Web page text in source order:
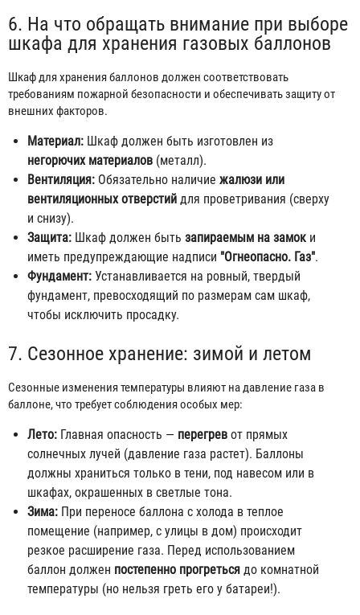
6. На что обращать внимание при выборе
шкафа для хранения газовых баллонов
Шкаф для хранения баллонов должен соответствовать
требованиям пожарной безопасности и обеспечивать защиту от
внешних факторов.
Материал: Шкаф должен быть изготовлен из
негорючих материалов (металл).
Вентиляция: Обязательно наличие жалюзи или
вентиляционных отверстий для проветривания (сверху
и снизу).
Защита: Шкаф должен быть запираемым на замок и
иметь предупреждающие надписи "Огнеопасно. Газ".
Фундамент: Устанавливается на ровный, твердый
фундамент, превосходящий по размерам сам шкаф,
чтобы исключить просадку.
7. Сезонное хранение: зимой и летом
Сезонные изменения температуры влияют на давление газа в
баллоне, что требует соблюдения особых мер:
Лето: Главная опасность — перегрев от прямых
солнечных лучей (давление газа растет). Баллоны
должны храниться только в тени, под навесом или в
шкафах, окрашенных в светлые тона.
Зима: При переносе баллона с холода в теплое
помещение (например, с улицы в дом) происходит
резкое расширение газа. Перед использованием
баллон должен постепенно прогреться до комнатной
температуры (но нельзя греть его у батареи!).